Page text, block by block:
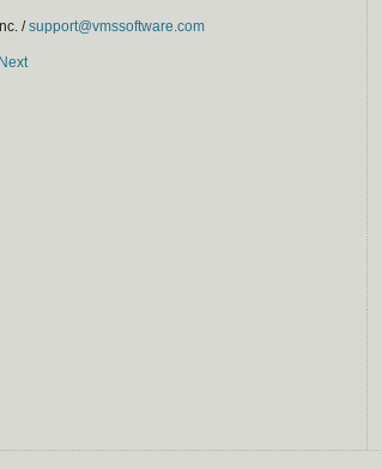
/support@vmssoftware.com
Next